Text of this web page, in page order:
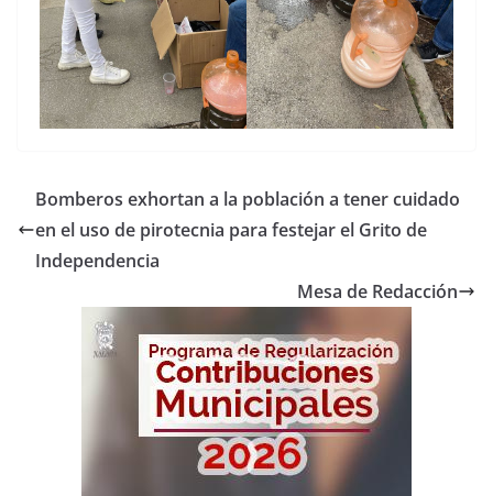
Bomberos exhortan a la población a tener cuidado
en el uso de pirotecnia para festejar el Grito de
Independencia
Mesa de Redacción